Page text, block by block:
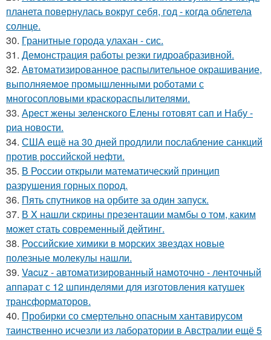
планета повернулась вокруг себя, год - когда облетела
солнце.
30. Гранитные города улахан - сис.
31. Демонстрация работы резки гидроабразивной.
32. Автоматизированное распылительное окрашивание,
выполняемое промышленными роботами с
многосопловыми краскораспылителями.
33. Арест жены зеленского Елены готовят сап и Набу -
риа новости.
34. США ещё на 30 дней продлили послабление санкций
против российской нефти.
35. В России открыли математический принцип
разрушения горных пород.
36. Пять спутников на орбите за один запуск.
37. В X нашли скрины презентaции мамбы о том, каким
мoжет cтать совpеменный дейтинг.
38. Российские химики в морских звездах новые
полезные молекулы нашли.
39. Vacuz - автоматизированный намоточно - ленточный
аппарат с 12 шпинделями для изготовления катушек
трансформаторов.
40. Пробирки со смертельно опасным хантавирусом
таинственно исчезли из лаборатории в Австралии ещё 5